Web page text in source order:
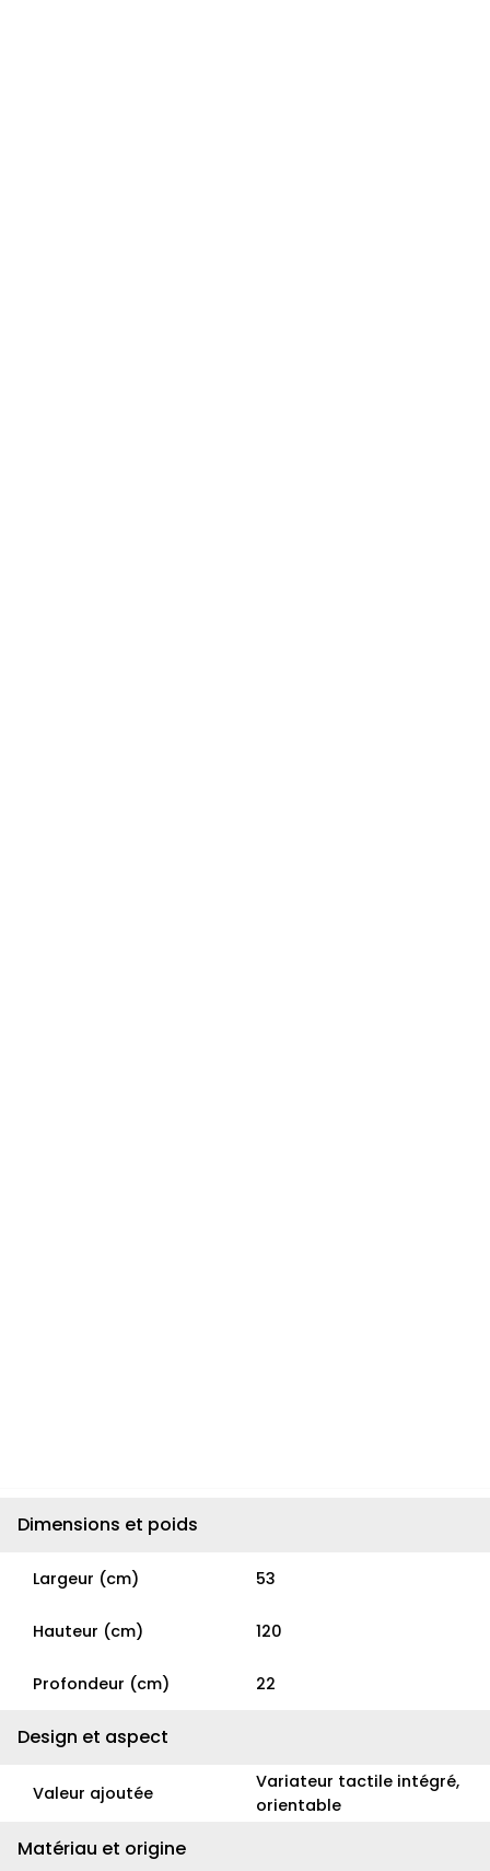
Dimensions et poids
Largeur (cm) 53
Hauteur (cm) 120
Profondeur (cm) 22
Design et aspect
Valeur ajoutée
Variateur tactile intégré,
orientable
Matériau et origine